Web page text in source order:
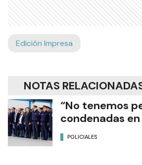
Edición Impresa
NOTAS
“No tenemos
condenadas
POLICIALES